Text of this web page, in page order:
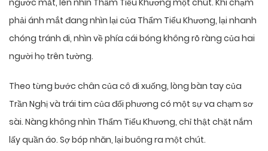
ngước mắt, lén nhìn Thẩm Tiểu Khương một chút. Khi chạm
phải ánh mắt đang nhìn lại của Thẩm Tiểu Khương, lại nhanh
chóng tránh đi, nhìn về phía cái bóng không rõ ràng của hai
người họ trên tường.
Theo từng bước chân của cô đi xuống, lòng bàn tay của
Trần Nghị và trái tim của đối phương có một sự va chạm sơ
sài. Nàng không nhìn Thẩm Tiểu Khương, chỉ thật chặt nắm
lấy quần áo. Sợ bóp nhăn, lại buông ra một chút.